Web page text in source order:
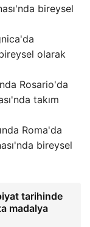
bireysel
olarak
Rosario'da
takım
Roma'da
bireysel
tarihinde
madalya